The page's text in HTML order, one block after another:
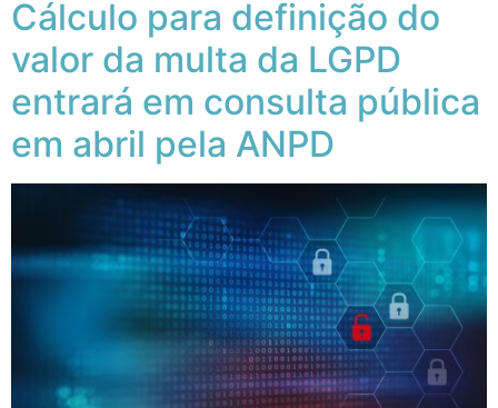
Cálculo para definição do
valor da multa da LGPD
entrará em consulta pública
em abril pela ANPD